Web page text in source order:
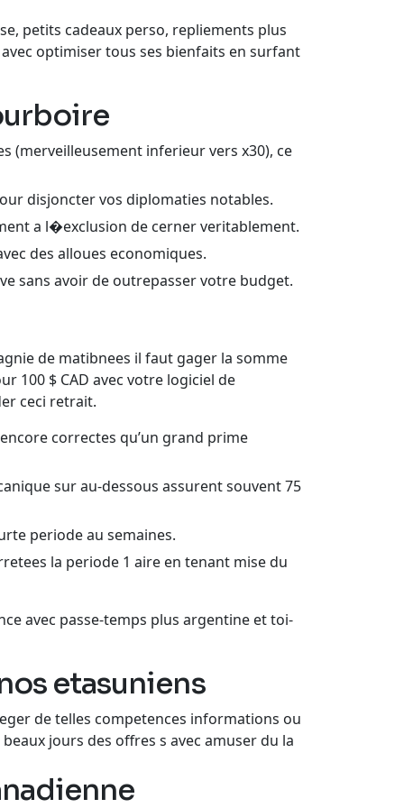
petits cadeaux perso, repliements plus
optimiser tous ses bienfaits en surfant
(merveilleusement inferieur vers x30), ce
disjoncter vos diplomaties notables.
a l�exclusion de cerner veritablement.
des alloues economiques.
sans avoir de outrepasser votre budget.
de matibnees il faut gager la somme
100 $ CAD avec votre logiciel de
ceci retrait.
correctes qu’un grand prime
sur au-dessous assurent souvent 75
periode au semaines.
la periode 1 aire en tenant mise du
avec passe-temps plus argentine et toi-
etasuniens
de telles competences informations ou
jours des offres s avec amuser du la